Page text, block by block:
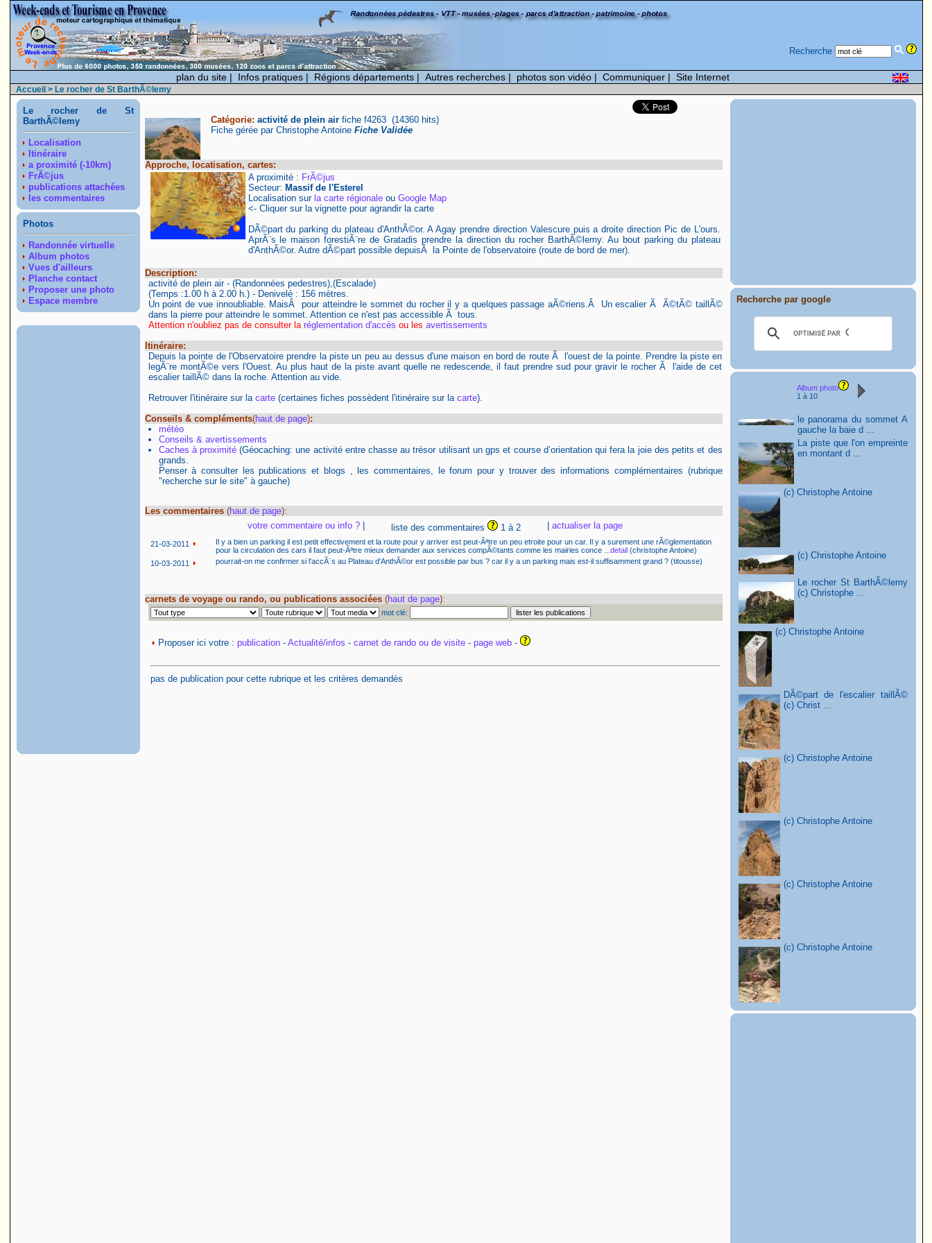
Recherche
plan du site| Infos pratiques| Régions départements| Autres recherches| photos son vidéo| Communiquer| Site Internet
Accueil > Le rocher de St BarthÃ©lemy
Le rocher de St
BarthÃ©lemy
Localisation
Itinéraire
a proximité (-10km)
FrÃ©jus
publications attachées
les commentaires
Photos
Randonnée virtuelle
Album photos
Vues d'ailleurs
Planche contact
Proposer une photo
Espace membre
Catégorie: activité de plein air fiche f4263 (14360 hits)
Fiche gérée par Christophe Antoine Fiche Validée
Approche, locatisation, cartes:
A proximité : FrÃ©jus
Secteur: Massif de l'Esterel
Localisation sur la carte régionaleou Google Map
<- Cliquer sur la vignette pour agrandir la carte
DÃ©part du parking du plateau d'AnthÃ©or. A Agay prendre direction Valescure puis a droite direction Pic de L'ours.
AprÃ¨s le maison forestiÃ¨re de Gratadis prendre la direction du rocher BarthÃ©lemy. Au bout parking du plateau
d'AnthÃ©or. Autre dÃ©part possible depuisÂ la Pointe de l'observatoire (route de bord de mer).
Description:
activité de plein air - (Randonnées pedestres),(Escalade)
(Temps :1.00 h à 2.00 h.) - Denivelé : 156 mètres.
Un point de vue innoubliable. MaisÂ pour atteindre le sommet du rocher il y a quelques passage aÃ©riens.Â Un escalier Ã Ã©tÃ© taillÃ©
dans la pierre pour atteindre le sommet. Attention ce n'est pas accessible Ã tous.
Attention n'oubliez pas de consulter la réglementation d'accès ou les avertissements
Itinéraire:
Depuis la pointe de l'Observatoire prendre la piste un peu au dessus d'une maison en bord de route Ã l'ouest de la pointe. Prendre la piste en
legÃ¨re montÃ©e vers l'Ouest. Au plus haut de la piste avant quelle ne redescende, il faut prendre sud pour gravir le rocher Ã l'aide de cet
escalier taillÃ© dans la roche. Attention au vide.
Retrouver l'itinéraire sur la carte(certaines fiches possèdent l'itinéraire sur la carte).
Conseils & compléments(haut de page):
météo
Conseils & avertissements
Caches à proximité(Géocaching: une activité entre chasse au trésor utilisant un gps et course d’orientation qui fera la joie des petits et des
grands.
Penser à consulter les publications et blogs , les commentaires, le forum pour y trouver des informations complémentaires (rubrique
"recherche sur le site" à gauche)
Les commentaires(haut de page):
votre commentaire ou info ?
liste des commentaires 1 à 2 actualiser la page
21-03-2011
Il y a bien un parking il est petit effectivement et la route pour y arriver est peut-Ãªtre un peu etroite pour un car. Il y a surement une rÃ©glementation
pour la circulation des cars il faut peut-Ãªtre mieux demander aux services compÃ©tants comme les mairies conce ... detail (christophe Antoine)
10-03-2011
pourrait-on me confirmer si l'accÃ¨s au Plateau d'AnthÃ©or est possible par bus ? car il y a un parking mais est-il suffisamment grand ? (titousse)
carnets de voyage ou rando, ou publications associées(haut de page):
mot clé:
Proposer ici votre : publication- Actualité/infos - carnet de rando ou de visite- page web-
pas de publication pour cette rubrique et les critères demandés
Recherche par google
Album photo
1 à 10
le panorama du sommet A
gauche la baie d ...
La piste que l'on empreinte
en montant d ...
(c) Christophe Antoine
(c) Christophe Antoine
Le rocher St BarthÃ©lemy
(c) Christophe ...
(c) Christophe Antoine
DÃ©part de l'escalier taillÃ©
(c) Christ ...
(c) Christophe Antoine
(c) Christophe Antoine
(c) Christophe Antoine
(c) Christophe Antoine